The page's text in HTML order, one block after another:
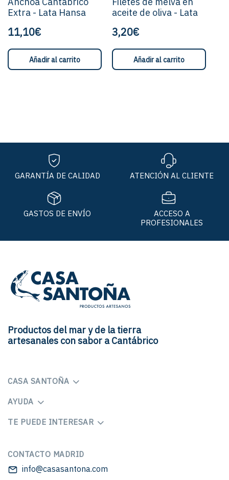
Extra - Lata Hansa
11,10€
Añadir al carrito
aceite de oliva - Lata
3,20€
Añadir al carrito
GARANTÍA DE CALIDAD ATENCIÓN AL CLIENTE
GASTOS DE ENVÍO
ACCESO A
PROFESIONALES
Productos del mar y de la tierra
artesanales con sabor a Cantábrico
CASA SANTOÑA
AYUDA
TE PUEDE INTERESAR
CONTACTO MADRID
info@casasantona.com